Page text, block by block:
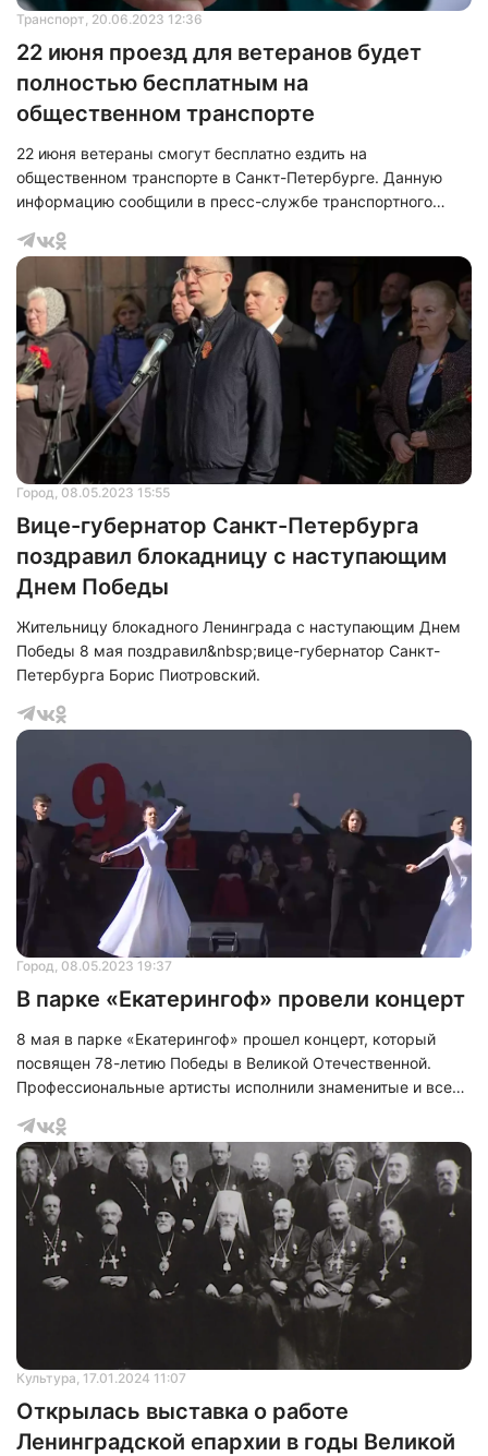
Транспорт, 20.06.2023 12:36
22 июня проезд для ветеранов будет
полностью бесплатным на
общественном транспорте
22 июня ветераны смогут бесплатно ездить на
общественном транспорте в Санкт-Петербурге. Данную
информацию сообщили в пресс-службе транспортного
Город, 08.05.2023 15:55
Вице-губернатор Санкт-Петербурга
поздравил блокадницу с наступающим
Днем Победы
Жительницу блокадного Ленинграда с наступающим Днем
Победы 8 мая поздравил&nbsp;вице-губернатор Санкт-
Петербурга Борис Пиотровский.
Город, 08.05.2023 19:37
В парке «Екатерингоф» провели концерт
8 мая в парке «Екатерингоф» прошел концерт, который
посвящен 78-летию Победы в Великой Отечественной.
Профессиональные артисты исполнили знаменитые и всем
«Жди меня», «Блокадный вальс» и другие песни о войне.
Культура, 17.01.2024 11:07
Открылась выставка о работе
Ленинградской епархии в годы Великой